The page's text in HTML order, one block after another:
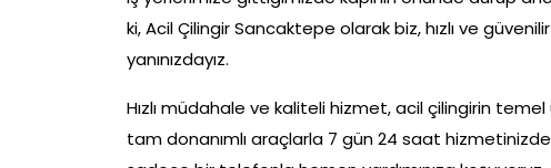
ki, Acil Çilingir Sancaktepe olarak biz, hızlı ve
yanınızdayız.
Hızlı müdahale ve kaliteli hizmet, acil çilingirin
tam donanımlı araçlarla 7 gün 24 saat